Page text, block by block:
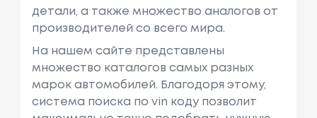
детали, а также множество аналогов от
производителей со всего мира.
На нашем сайте представлены
множество каталогов самых разных
марок автомобилей. Благодоря этому,
система поиска по vin коду позволит